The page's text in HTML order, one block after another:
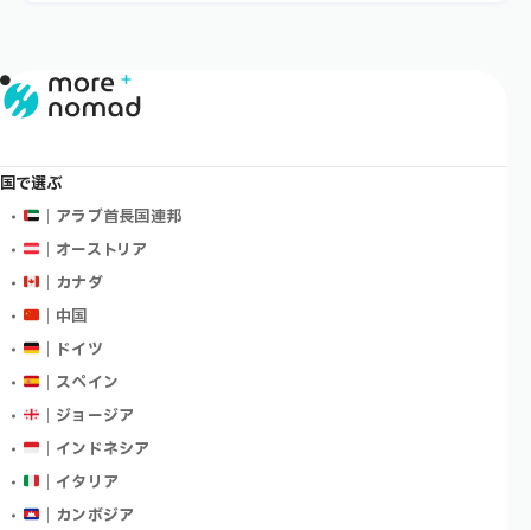
国で選ぶ
｜アラブ首長国連邦
｜オーストリア
｜カナダ
｜中国
｜ドイツ
｜スペイン
｜ジョージア
｜インドネシア
｜イタリア
｜カンボジア